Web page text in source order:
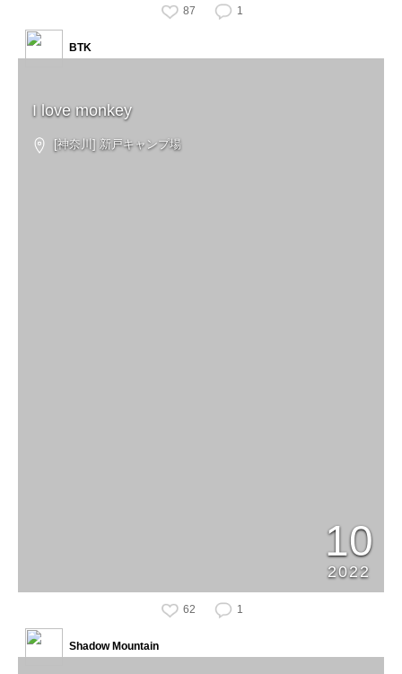
87 1
I love monkey
[神奈川] 新戸キャンプ場
10
2022
BTK
62 1
Shadow Mountain